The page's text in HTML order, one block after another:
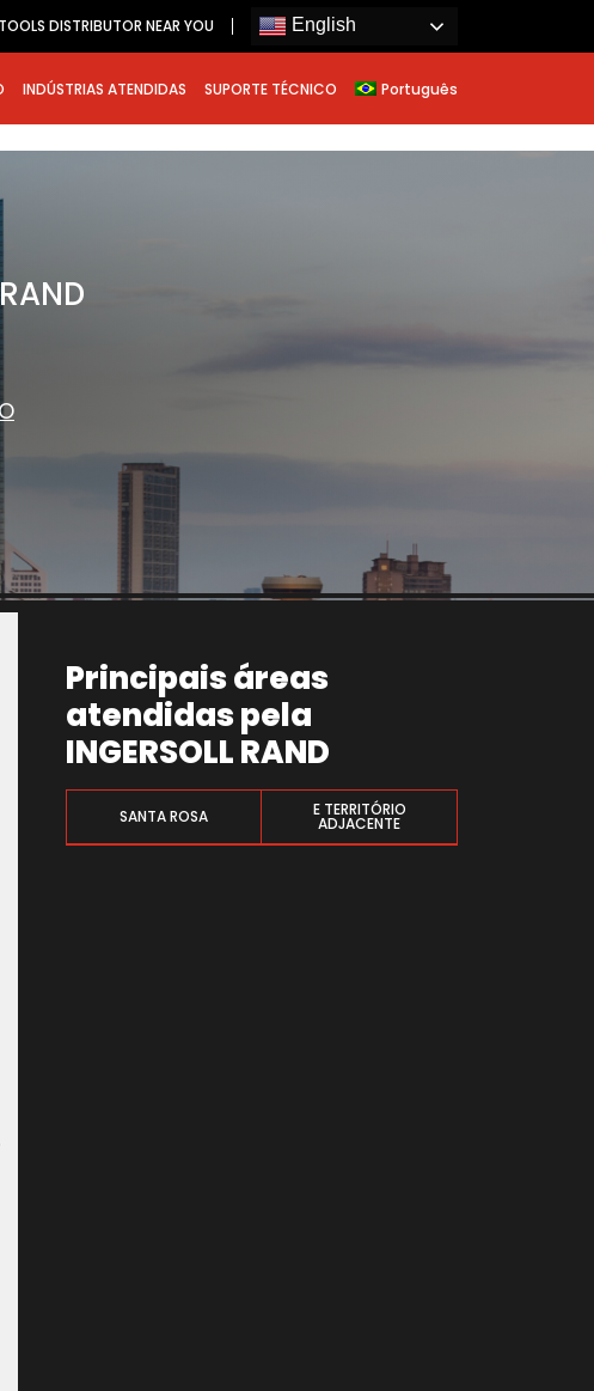
DISTRIBUTOR NEAR YOU English
INDÚSTRIAS ATENDIDAS SUPORTE TÉCNICO Português
Principais áreas
atendidas pela
INGERSOLL RAND
SANTA ROSA E TERRITÓRIO
ADJACENTE